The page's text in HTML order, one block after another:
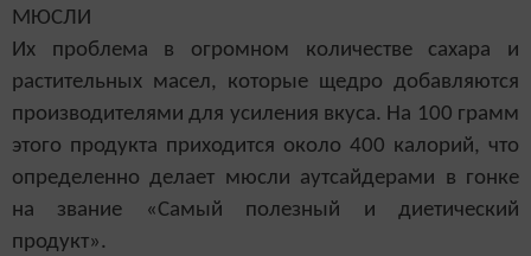
МЮСЛИ
Их проблема в огромном количестве сахара и
растительных масел, которые щедро добавляются
производителями для усиления вкуса. На 100 грамм
этого продукта приходится около 400 калорий, что
определенно делает мюсли аутсайдерами в гонке
на звание «Самый полезный и диетический
продукт».